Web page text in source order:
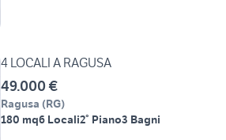
4 LOCALI A RAGUSA
49.000 €
Ragusa (RG)
180 mq6 Locali2° Piano3 Bagni